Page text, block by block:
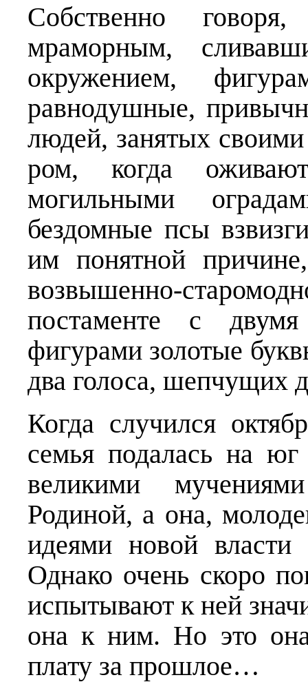
Собственно
мраморным,
окружением,
равнодушные,
людей, занятых
ром, когда
могильными
бездомные псы
им понятной
возвышенно-
по­стаменте с
фигурами золотые
два голоса, шепчущих
Когда случился
семья подалась на
великими
Родиной, а она,
идеями новой
Однако очень скоро
испытывают к ней
она к ним. Но это
плату за прошлое…